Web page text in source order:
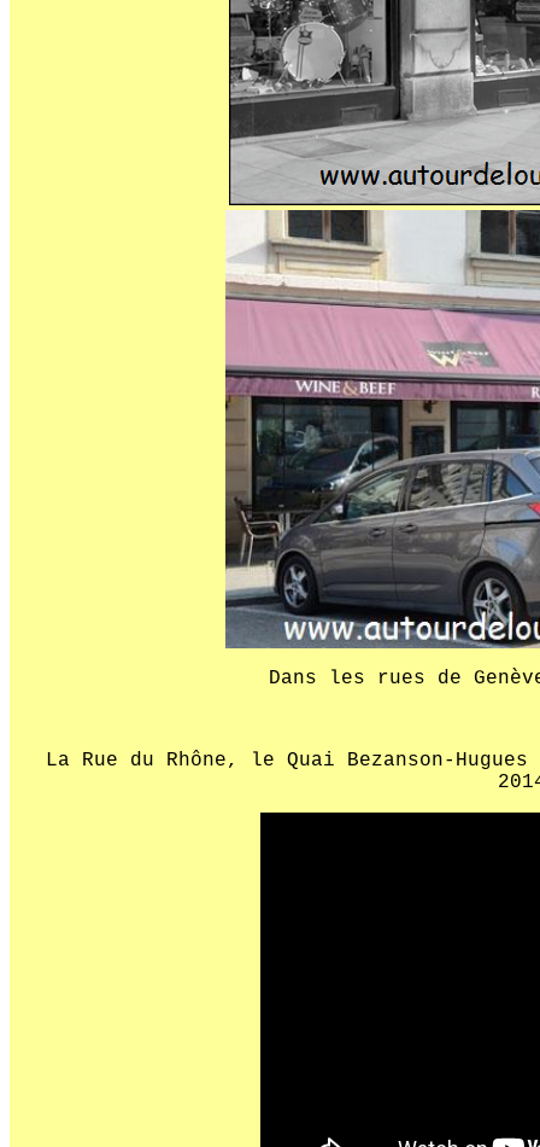
Dans les rues de
La Rue du Rhône, le Quai Bezanson-